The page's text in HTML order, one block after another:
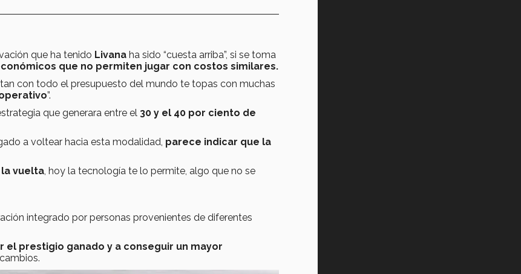
que ha tenido Livana ha sido “cuesta arriba”, si se toma
que no permiten jugar con costos similares.
con todo el presupuesto del mundo te topas con muchas
”.
que generara entre el 30 y el 40 por ciento de
a voltear hacia esta modalidad, parece indicar que la
vuelta , hoy la tecnología te lo permite, algo que no se
integrado por personas provenientes de diferentes
el prestigio ganado y a conseguir un mayor